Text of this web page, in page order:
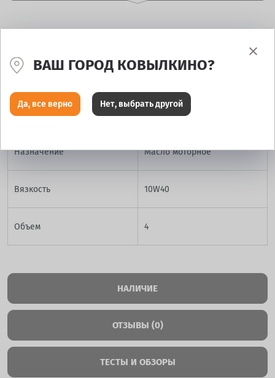
Артикул
Производитель Tomoil
Назначение Масло моторное
Вязкость 10W40
Объем 4
НАЛИЧИЕ
ОТЗЫВЫ (0)
ТЕСТЫ И ОБЗОРЫ
ВАШ ГОРОД КОВЫЛКИНО?
Да, все верно Нет, выбрать другой